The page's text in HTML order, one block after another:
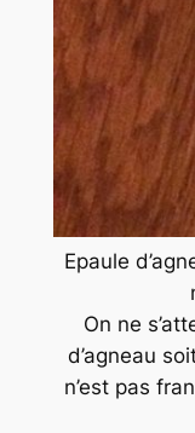
Epaule
On ne
d’agneau
n’est pas